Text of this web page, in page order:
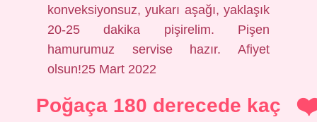
konveksiyonsuz, yukarı aşağı, yaklaşık
20-25 dakika pişirelim. Pişen
hamurumuz servise hazır. Afiyet
olsun!25 Mart 2022
Poğaça 180 derecede kaç